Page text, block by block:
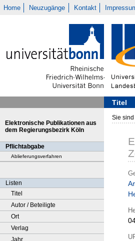
Home Neuzugänge Kontakt
Titel
Elektronische Publikationen aus
dem Regierungsbezirk Köln
Pflichtabgabe
Ablieferungsverfahren
Listen
Titel
Autor / Beteiligte
Ort
Verlag
Jahr
Sie